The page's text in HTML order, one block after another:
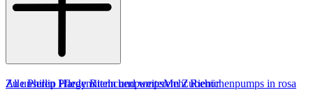
Zu unseren Pflegemitteln und weiterem Zubehör
Alle Phillip Hardy RiemchenpumpsMehr Riemchenpumps in rosa